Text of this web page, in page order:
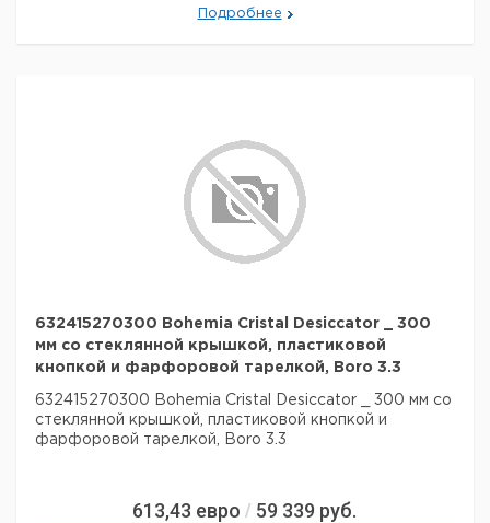
Подробнее
632415270300 Bohemia Cristal Desiccator _ 300
мм со стеклянной крышкой, пластиковой
кнопкой и фарфоровой тарелкой, Boro 3.3
632415270300 Bohemia Cristal Desiccator _ 300 мм со
стеклянной крышкой, пластиковой кнопкой и
фарфоровой тарелкой, Boro 3.3
613,43 евро / 59 339 руб.